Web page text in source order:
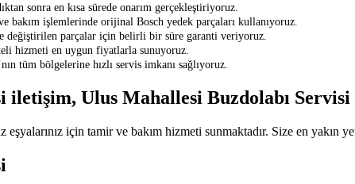
sonra en kısa sürede onarım gerçekleştiriyoruz.
bakım işlemlerinde orijinal Bosch yedek parçaları kullanıyoruz.
değiştirilen parçalar için belirli bir süre garanti veriyoruz.
hizmeti en uygun fiyatlarla sunuyoruz.
tüm bölgelerine hızlı servis imkanı sağlıyoruz.
iletişim, Ulus Mahallesi Buzdolabı
için tamir ve bakım hizmeti sunmaktadır. Size en